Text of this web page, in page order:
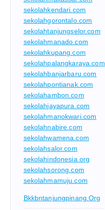
sekolahkendari.com
sekolahgorontalo.com
sekolahtanjungselor.com
sekolahmanado.com
sekolahkupang.com
sekolahpalangkaraya.com
sekolahbanjarbaru.com
sekolahpontianak.com
sekolahambon.com
sekolahjayapura.com
sekolahmanokwari.com
sekolahnabire.com
sekolahwamena.com
sekolahsalor.com
sekolahindonesia.org
sekolahsorong.com
sekolahmamuju.com
Bkkbntanjungpinang.org